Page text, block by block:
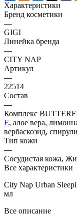
Характеристики
Бренд косметики
—
GIGI
Линейка бренда
—
CITY NAP
Артикул
—
22514
Состав
—
Комплекс
Е, алое вера,
вербаскозид,
Тип кожи
—
Сосудистая кожа,
Все характеристики
City Nap Urban
мл
Все описание